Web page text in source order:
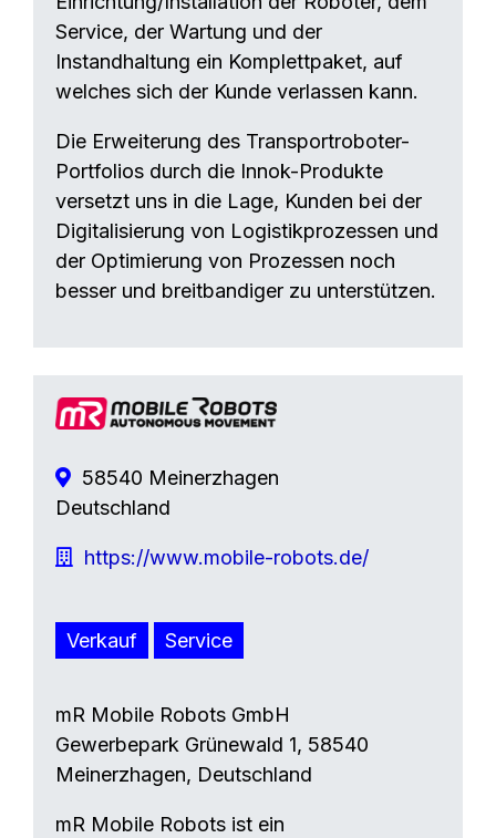
Service, der Wartung und der
Instandhaltung ein Komplettpaket, auf
welches sich der Kunde verlassen kann.
Die Erweiterung des Transportroboter-
Portfolios durch die Innok-Produkte
versetzt uns in die Lage, Kunden bei der
Digitalisierung von Logistikprozessen und
der Optimierung von Prozessen noch
besser und breitbandiger zu unterstützen.
58540 Meinerzhagen
Deutschland
https://www.mobile-robots.de/
Verkauf Service
mR Mobile Robots GmbH
Gewerbepark Grünewald 1, 58540
Meinerzhagen, Deutschland
mR Mobile Robots ist ein